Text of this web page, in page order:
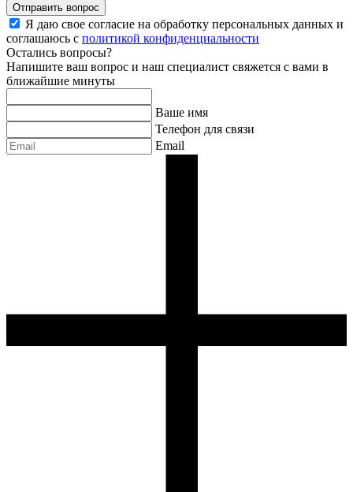
Отправить вопрос
Я даю свое согласие на обработку персональных данных и
соглашаюсь с политикой конфиденциальности
Остались вопросы?
Напишите ваш вопрос и наш специалист свяжется с вами в
ближайшие минуты
Ваше имя
Телефон для связи
Email